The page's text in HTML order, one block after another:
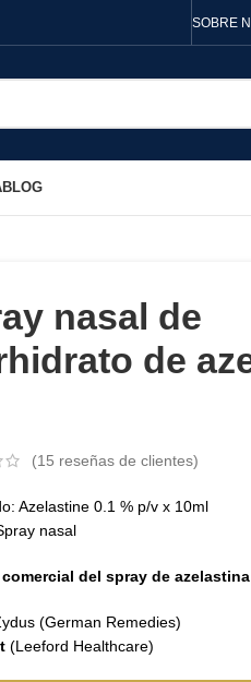
SOBRE
BLOG
nasal de
de
(15 reseñas de clientes)
Azelastine 0.1 % p/v x 10ml
nasal
comercial del spray de
(German Remedies)
(Leeford Healthcare)